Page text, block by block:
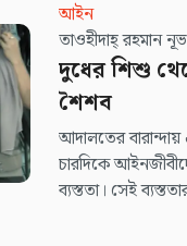
আইন
তাওহীদাহ্ রহমান নূভ
দুধের শিশু
শৈশব
আদালতের
চারদিকে
ব্যস্ততা। সেই